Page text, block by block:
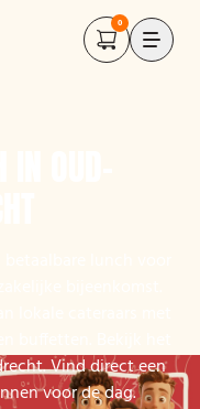
0
Vind direct een
voor de dag.